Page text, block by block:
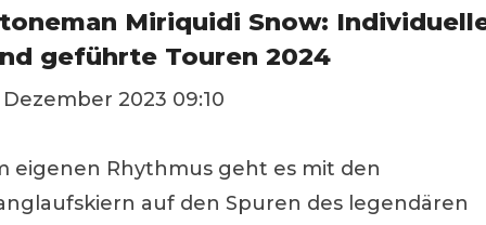
Miriquidi Snow:
geführte Touren 2024
Dezember 2023 09:10
eigenen Rhythmus geht es mit den
auf den Spuren des legendären